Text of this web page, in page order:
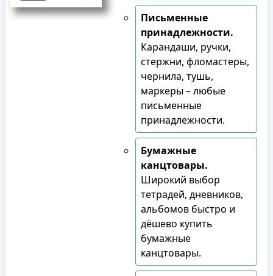
Письменные
принадлежности.
Карандаши, ручки,
стержни, фломастеры,
чернила, тушь,
маркеры – любые
письменные
принадлежности.
Бумажные
канцтовары.
Широкий выбор
тетрадей, дневников,
альбомов быстро и
дёшево купить
бумажные
канцтовары.